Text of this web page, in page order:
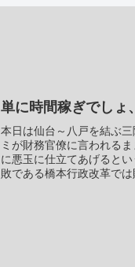
単に時間稼ぎでしょ
本日は仙台～八戸を結ぶ
ミが財務官僚に言われる
に悪玉に仕立てあげると
敗である橋本行政改革で